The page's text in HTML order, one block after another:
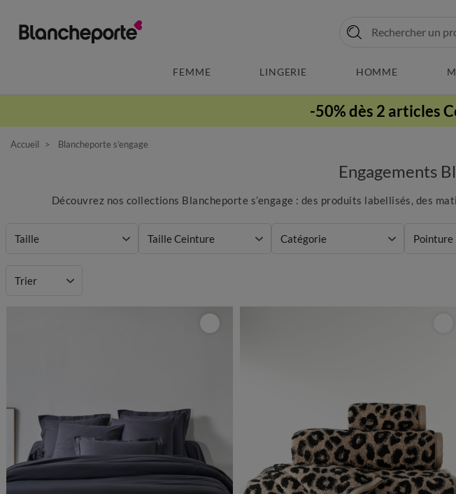
FEMME LINGERIE HOMME
-50% dès 2 articles
Accueil Blancheporte s’engage
Engagements
Découvrez nos collections Blancheporte s’engage : des produits labellisés, des
Taille Taille Ceinture Catégorie Pointure
Prix
Trier